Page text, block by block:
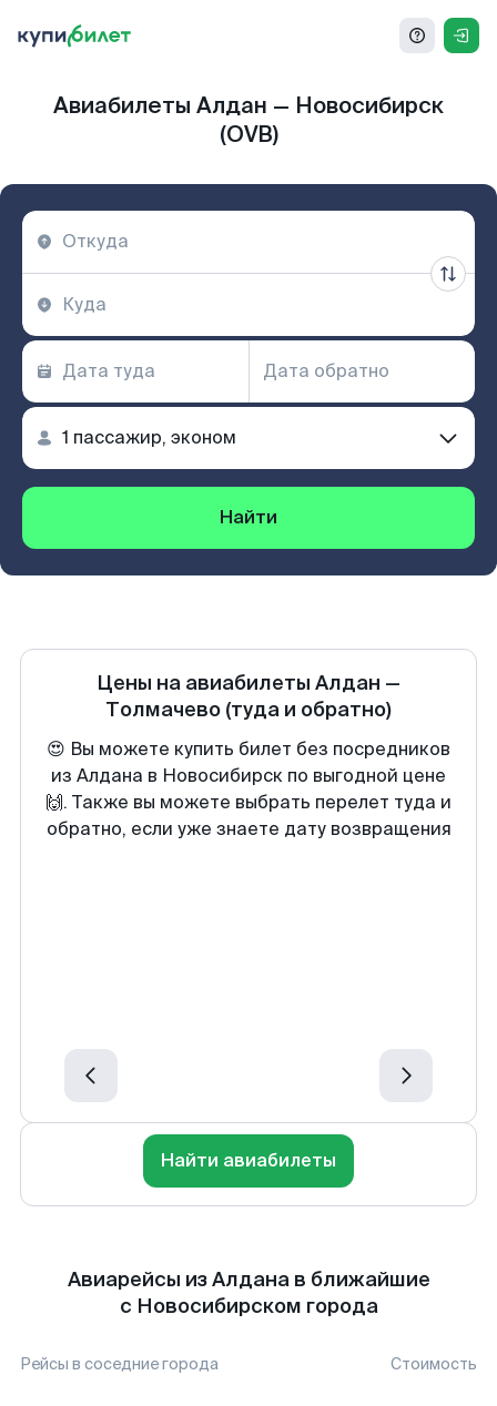
Авиабилеты Алдан — Новосибирск
(OVB)
Найти
Цены на авиабилеты Алдан —
Толмачево (туда и обратно)
😍 Вы можете купить билет без посредников
из Алдана в Новосибирск по выгодной цене
🙌. Также вы можете выбрать перелет туда и
обратно, если уже знаете дату возвращения
Найти авиабилеты
Авиарейсы из Алдана в ближайшие
с Новосибирском города
Рейсы в соседние города Стоимость